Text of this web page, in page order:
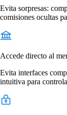
Evita sorpresas:
comisiones ocultas
Accede directo al
Evita interfaces
intuitiva para